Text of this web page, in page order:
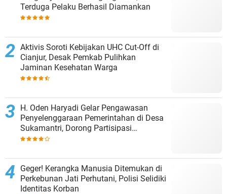
Terduga Pelaku Berhasil Diamankan
Aktivis Soroti Kebijakan UHC Cut-Off di
Cianjur, Desak Pemkab Pulihkan
Jaminan Kesehatan Warga
H. Oden Haryadi Gelar Pengawasan
Penyelenggaraan Pemerintahan di Desa
Sukamantri, Dorong Partisipasi
Masyarakat dalam Pembangunan
Geger! Kerangka Manusia Ditemukan di
Perkebunan Jati Perhutani, Polisi Selidiki
Identitas Korban